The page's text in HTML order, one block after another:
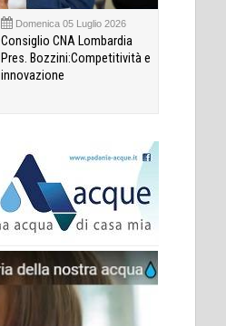
Domenica 05 Luglio 2026
Consiglio CNA Lombardia
Pres. Bozzini:Competitività e
innovazione